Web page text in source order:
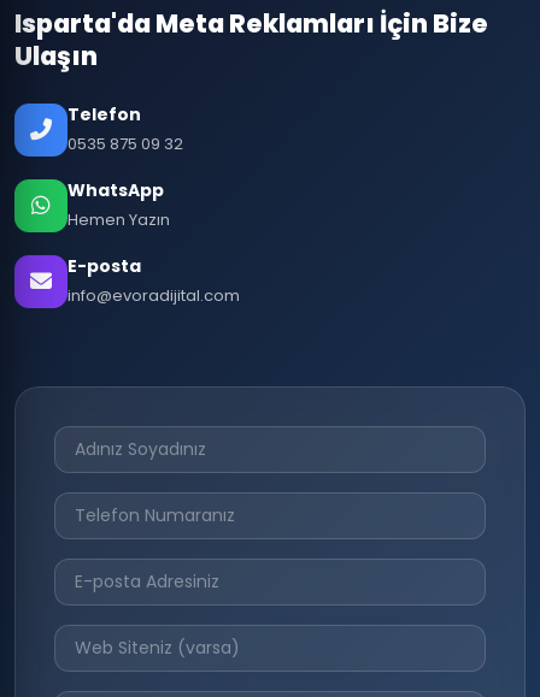
Isparta'da Meta Reklamları İçin Bize
Ulaşın
Telefon
0535 875 09 32
WhatsApp
Hemen Yazın
E-posta
info@evoradijital.com